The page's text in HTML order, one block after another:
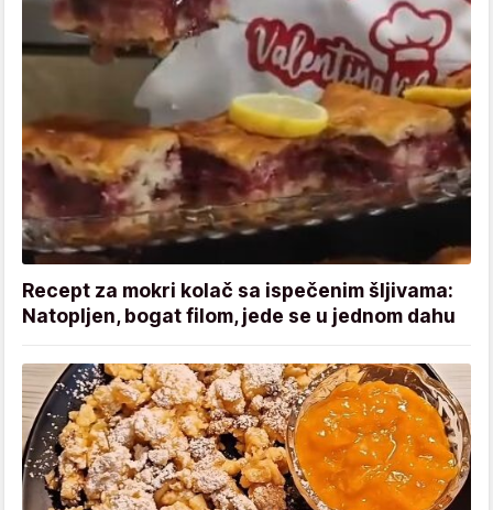
Recept za mokri kolač sa ispečenim šljivama:
Natopljen, bogat filom, jede se u jednom dahu